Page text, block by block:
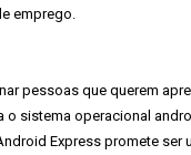
emprego.
pessoas que querem
o sistema operacional
Express promete ser